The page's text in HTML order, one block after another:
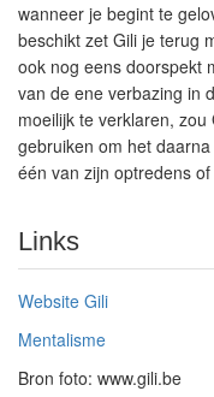
wanneer je begint te
beschikt zet Gili je terug
ook nog eens doorspekt
van de ene verbazing in
moeilijk te verklaren,
gebruiken om het
één van zijn optredens
Links
Website Gili
Mentalisme
Bron foto: www.gili.be